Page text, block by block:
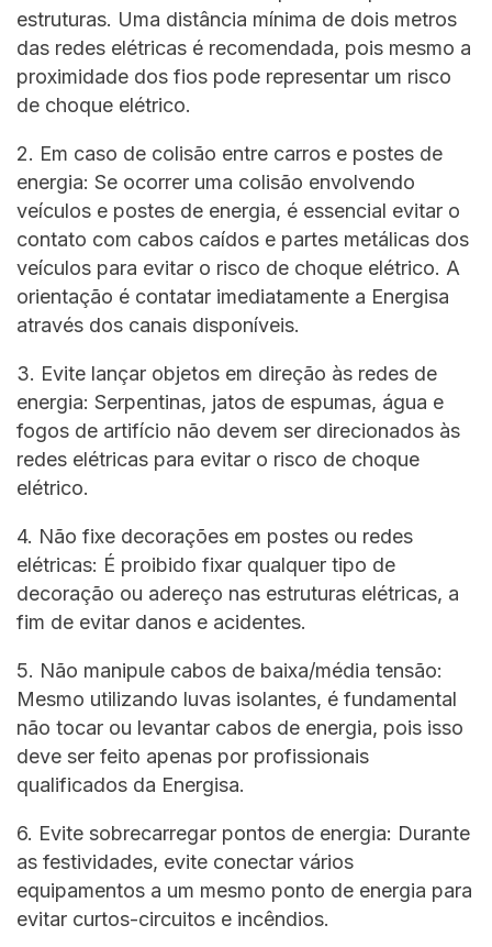
estruturas. Uma distância mínima de dois metros
das redes elétricas é recomendada, pois mesmo a
proximidade dos fios pode representar um risco
de choque elétrico.
2. Em caso de colisão entre carros e postes de
energia: Se ocorrer uma colisão envolvendo
veículos e postes de energia, é essencial evitar o
contato com cabos caídos e partes metálicas dos
veículos para evitar o risco de choque elétrico. A
orientação é contatar imediatamente a Energisa
através dos canais disponíveis.
3. Evite lançar objetos em direção às redes de
energia: Serpentinas, jatos de espumas, água e
fogos de artifício não devem ser direcionados às
redes elétricas para evitar o risco de choque
elétrico.
4. Não fixe decorações em postes ou redes
elétricas: É proibido fixar qualquer tipo de
decoração ou adereço nas estruturas elétricas, a
fim de evitar danos e acidentes.
5. Não manipule cabos de baixa/média tensão:
Mesmo utilizando luvas isolantes, é fundamental
não tocar ou levantar cabos de energia, pois isso
deve ser feito apenas por profissionais
qualificados da Energisa.
6. Evite sobrecarregar pontos de energia: Durante
as festividades, evite conectar vários
equipamentos a um mesmo ponto de energia para
evitar curtos-circuitos e incêndios.